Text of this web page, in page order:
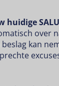
huidige
over
kan